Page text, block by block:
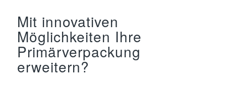
Mit innovativen
Möglichkeiten Ihre
Primärverpackung
erweitern?